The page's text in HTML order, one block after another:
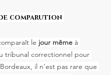
comparution
le jour même à
tribunal correctionnel pour
il n'est pas rare que